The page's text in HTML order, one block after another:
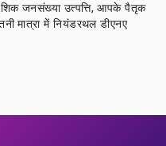
जनसंख्या उत्पत्ति, आपके पैतृक
मात्रा में नियंडरथल डीएनए